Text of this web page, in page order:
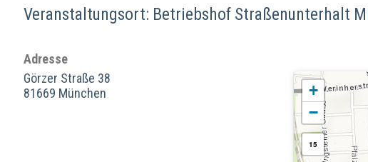
Veranstaltungsort: Betriebshof Straßenunterhalt
Adresse
Görzer Straße 38
81669 München
+
−
15